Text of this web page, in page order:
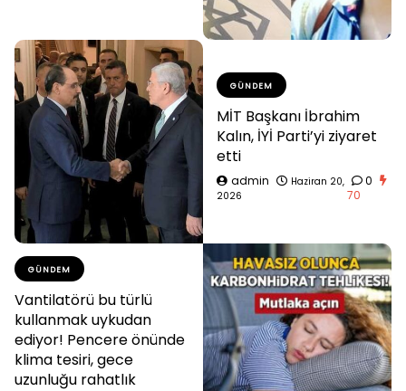
GÜNDEM
MİT Başkanı İbrahim
Kalın, İYİ Parti’yi ziyaret
etti
admin
Haziran 20,
2026
0
70
GÜNDEM
Vantilatörü bu türlü
kullanmak uykudan
ediyor! Pencere önünde
klima tesiri, gece
uzunluğu rahatlık